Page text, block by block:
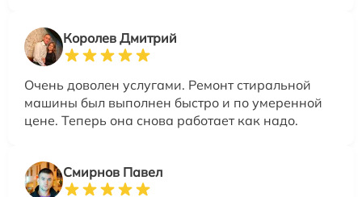
Королев Дмитрий
Очень доволен услугами. Ремонт стиральной
машины был выполнен быстро и по умеренной
цене. Теперь она снова работает как надо.
Смирнов Павел